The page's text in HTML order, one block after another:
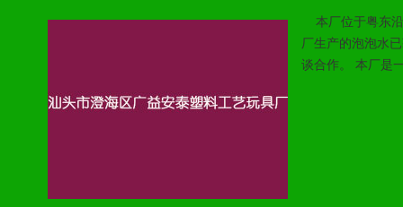
本厂位于粤东沿
厂生产的泡泡水
谈合作。 本厂是